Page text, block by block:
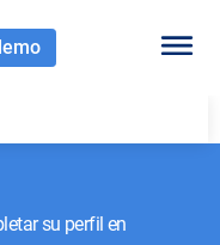
su perfil en